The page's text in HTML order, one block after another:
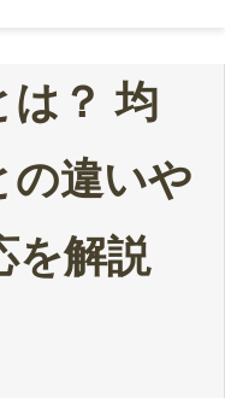
は？ 均
の違いや
を解説